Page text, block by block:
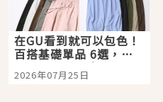
在GU看到就可以包色！
百搭基礎單品 6選，閉
眼全收也不心疼
2026年07月25日